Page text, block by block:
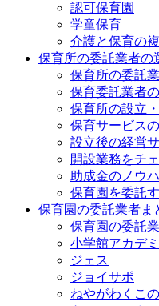
認可保育園
学童保育
介護と保育の
保育所の委託業者の
保育所の委託
保育委託業者
保育所の設立
保育サービス
設立後の経営
開設業務をチ
助成金のノウ
保育園を委託
保育園の委託業者ま
保育園の委託
小学館アカデ
ジェス
ジョイサポ
ねやがわくこ